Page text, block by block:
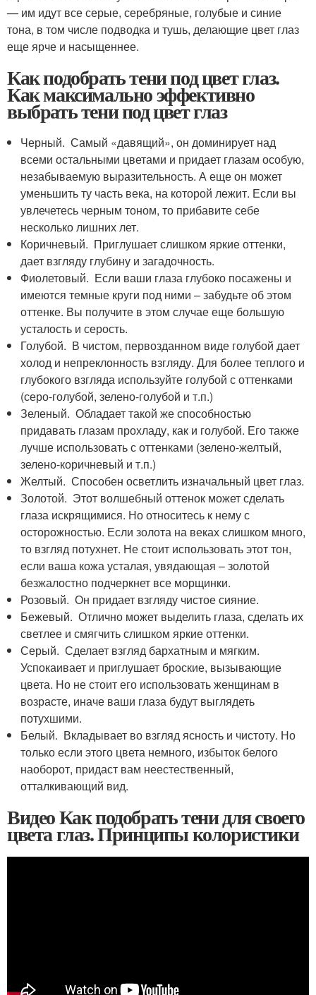
— им идут все серые, серебряные, голубые и синие
тона, в том числе подводка и тушь, делающие цвет глаз
еще ярче и насыщеннее.
Как подобрать тени под цвет глаз.
Как максимально эффективно
выбрать тени под цвет глаз
Черный. Самый «давящий», он доминирует над
всеми остальными цветами и придает глазам особую,
незабываемую выразительность. А еще он может
уменьшить ту часть века, на которой лежит. Если вы
увлечетесь черным тоном, то прибавите себе
несколько лишних лет.
Коричневый. Приглушает слишком яркие оттенки,
дает взгляду глубину и загадочность.
Фиолетовый. Если ваши глаза глубоко посажены и
имеются темные круги под ними – забудьте об этом
оттенке. Вы получите в этом случае еще большую
усталость и серость.
Голубой. В чистом, первозданном виде голубой дает
холод и непреклонность взгляду. Для более теплого и
глубокого взгляда используйте голубой с оттенками
(серо-голубой, зелено-голубой и т.п.)
Зеленый. Обладает такой же способностью
придавать глазам прохладу, как и голубой. Его также
лучше использовать с оттенками (зелено-желтый,
зелено-коричневый и т.п.)
Желтый. Способен осветлить изначальный цвет глаз.
Золотой. Этот волшебный оттенок может сделать
глаза искрящимися. Но относитесь к нему с
осторожностью. Если золота на веках слишком много,
то взгляд потухнет. Не стоит использовать этот тон,
если ваша кожа усталая, увядающая – золотой
безжалостно подчеркнет все морщинки.
Розовый. Он придает взгляду чистое сияние.
Бежевый. Отлично может выделить глаза, сделать их
светлее и смягчить слишком яркие оттенки.
Серый. Сделает взгляд бархатным и мягким.
Успокаивает и приглушает броские, вызывающие
цвета. Но не стоит его использовать женщинам в
возрасте, иначе ваши глаза будут выглядеть
потухшими.
Белый. Вкладывает во взгляд ясность и чистоту. Но
только если этого цвета немного, избыток белого
наоборот, придаст вам неестественный,
отталкивающий вид.
Видео Как подобрать тени для своего
цвета глаз. Принципы колористики